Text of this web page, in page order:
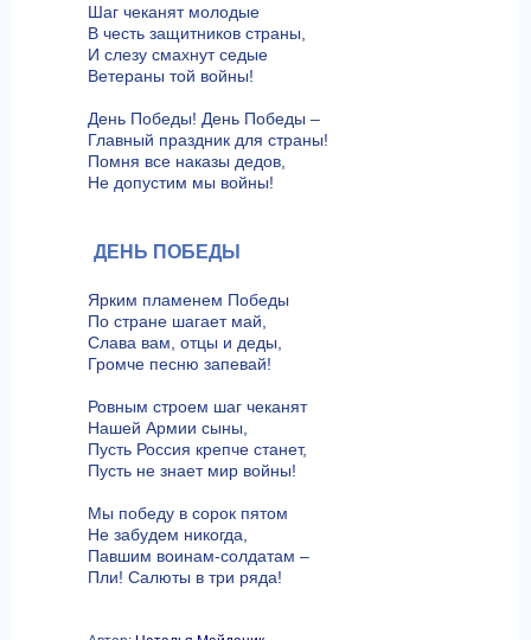
Шаг чеканят молодые
В честь защитников страны,
И слезу смахнут седые
Ветераны той войны!
День Победы! День Победы –
Главный праздник для страны!
Помня все наказы дедов,
Не допустим мы войны!
ДЕНЬ ПОБЕДЫ
Ярким пламенем Победы
По стране шагает май,
Слава вам, отцы и деды,
Громче песню запевай!
Ровным строем шаг чеканят
Нашей Армии сыны,
Пусть Россия крепче станет,
Пусть не знает мир войны!
Мы победу в сорок пятом
Не забудем никогда,
Павшим воинам-солдатам –
Пли! Салюты в три ряда!